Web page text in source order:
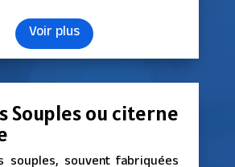
Voir plus
Souples ou citerne
souples, souvent fabriquées